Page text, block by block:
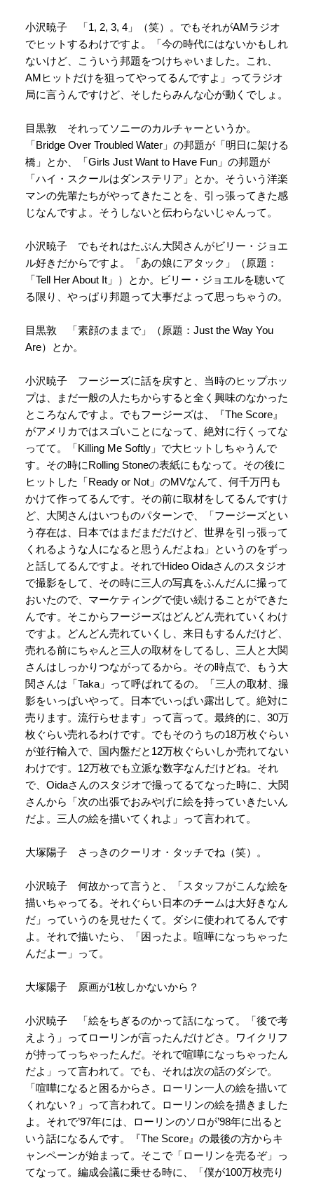
小沢暁子 「1, 2, 3, 4」（笑）。でもそれがAMラジオ
でヒットするわけですよ。「今の時代にはないかもしれ
ないけど、こういう邦題をつけちゃいました。これ、
AMヒットだけを狙ってやってるんですよ」ってラジオ
局に言うんですけど、そしたらみんな心が動くでしょ。
目黒敦 それってソニーのカルチャーというか。
「Bridge Over Troubled Water」の邦題が「明日に架ける
橋」とか、「Girls Just Want to Have Fun」の邦題が
「ハイ・スクールはダンステリア」とか。そういう洋楽
マンの先輩たちがやってきたことを、引っ張ってきた感
じなんですよ。そうしないと伝わらないじゃんって。
小沢暁子 でもそれはたぶん大関さんがビリー・ジョエ
ル好きだからですよ。「あの娘にアタック」（原題：
「Tell Her About It」）とか。ビリー・ジョエルを聴いて
る限り、やっぱり邦題って大事だよって思っちゃうの。
目黒敦 「素顔のままで」（原題：Just the Way You
Are）とか。
小沢暁子 フージーズに話を戻すと、当時のヒップホッ
プは、まだ一般の人たちからすると全く興味のなかった
ところなんですよ。でもフージーズは、『The Score』
がアメリカではスゴいことになって、絶対に行くってな
ってて。「Killing Me Softly」で大ヒットしちゃうんで
す。その時にRolling Stoneの表紙にもなって。その後に
ヒットした「Ready or Not」のMVなんて、何千万円も
かけて作ってるんです。その前に取材をしてるんですけ
ど、大関さんはいつものパターンで、「フージーズとい
う存在は、日本ではまだまだだけど、世界を引っ張って
くれるような人になると思うんだよね」というのをずっ
と話してるんですよ。それでHideo Oidaさんのスタジオ
で撮影をして、その時に三人の写真をふんだんに撮って
おいたので、マーケティングで使い続けることができた
んです。そこからフージーズはどんどん売れていくわけ
ですよ。どんどん売れていくし、来日もするんだけど、
売れる前にちゃんと三人の取材をしてるし、三人と大関
さんはしっかりつながってるから。その時点で、もう大
関さんは「Taka」って呼ばれてるの。「三人の取材、撮
影をいっぱいやって。日本でいっぱい露出して。絶対に
売ります。流行らせます」って言って。最終的に、30万
枚ぐらい売れるわけです。でもそのうちの18万枚ぐらい
が並行輸入で、国内盤だと12万枚ぐらいしか売れてない
わけです。12万枚でも立派な数字なんだけどね。それ
で、Oidaさんのスタジオで撮ってるてなった時に、大関
さんから「次の出張でおみやげに絵を持っていきたいん
だよ。三人の絵を描いてくれよ」って言われて。
大塚陽子 さっきのクーリオ・タッチでね（笑）。
小沢暁子 何故かって言うと、「スタッフがこんな絵を
描いちゃってる。それぐらい日本のチームは大好きなん
だ」っていうのを見せたくて。ダシに使われてるんです
よ。それで描いたら、「困ったよ。喧嘩になっちゃった
んだよー」って。
大塚陽子 原画が1枚しかないから？
小沢暁子 「絵をちぎるのかって話になって。「後で考
えよう」ってローリンが言ったんだけどさ。ワイクリフ
が持ってっちゃったんだ。それで喧嘩になっちゃったん
だよ」って言われて。でも、それは次の話のダシで。
「喧嘩になると困るからさ。ローリン一人の絵を描いて
くれない？」って言われて。ローリンの絵を描きました
よ。それで’97年には、ローリンのソロが’98年に出ると
いう話になるんです。『The Score』の最後の方からキ
ャンペーンが始まって。そこで「ローリンを売るぞ」っ
てなって。編成会議に乗せる時に、「僕が100万枚売り